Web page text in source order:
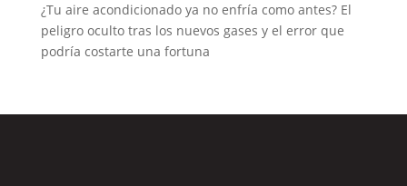
¿Tu aire acondicionado ya no enfría como antes? El
peligro oculto tras los nuevos gases y el error que
podría costarte una fortuna